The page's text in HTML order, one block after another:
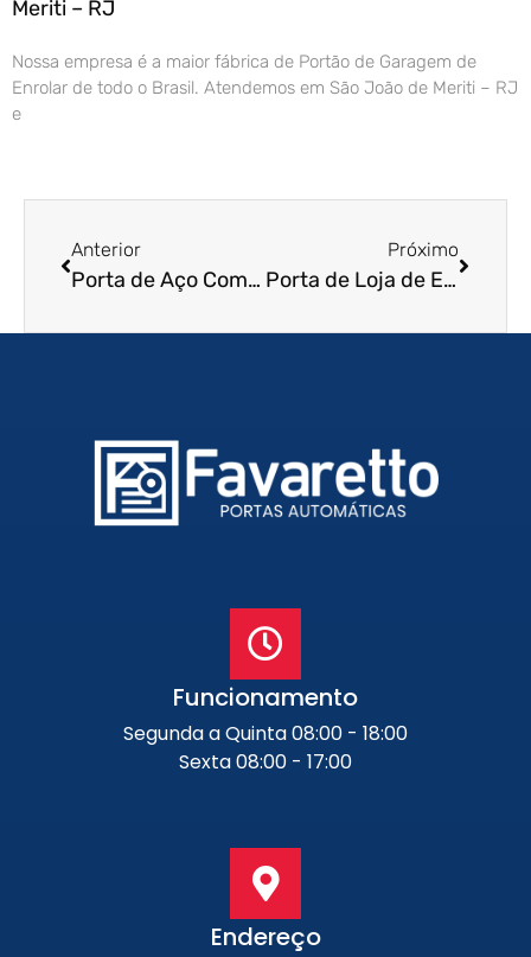
Meriti – RJ
Nossa empresa é a maior fábrica de Portão de Garagem de
Enrolar de todo o Brasil. Atendemos em São João de Meriti – RJ
e
Anterior
Porta de Aço Comercial em Guarulhos – SP
Próximo
Porta de Loja de Enrolar em Botucatu – SP
Funcionamento
Segunda a Quinta 08:00 - 18:00
Sexta 08:00 - 17:00
Endereço